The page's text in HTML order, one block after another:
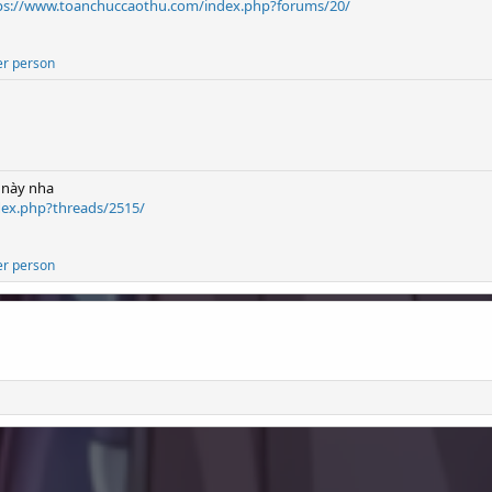
www.toanchuccaothu.com/index.php?forums/20/
person
nha
2515/
person